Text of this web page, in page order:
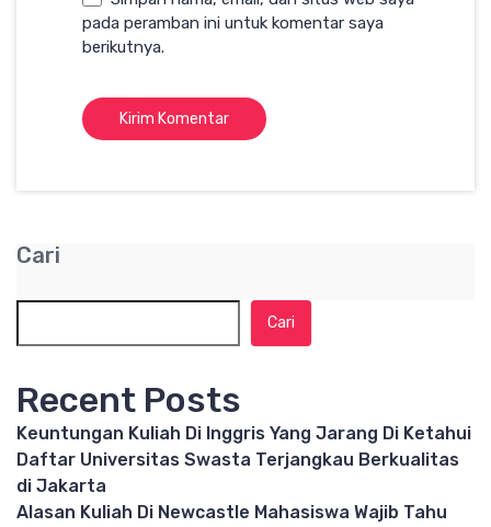
pada peramban ini untuk komentar saya
berikutnya.
Cari
Cari
Recent Posts
Keuntungan Kuliah Di Inggris Yang Jarang Di Ketahui
Daftar Universitas Swasta Terjangkau Berkualitas
di Jakarta
Alasan Kuliah Di Newcastle Mahasiswa Wajib Tahu